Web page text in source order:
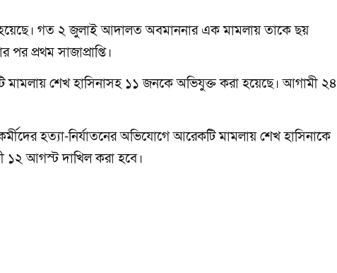
হয়েছে। গত ২ জুলাই আদালত অবমাননার এক মামলায় তাকে ছয়
প্রথম সাজাপ্রাপ্তি।
শেখ হাসিনাসহ ১১ জনকে অভিযুক্ত করা হয়েছে। আগামী ২৪
হত্যা-নির্যাতনের অভিযোগে আরেকটি মামলায় শেখ হাসিনাকে
১২ আগস্ট দাখিল করা হবে।